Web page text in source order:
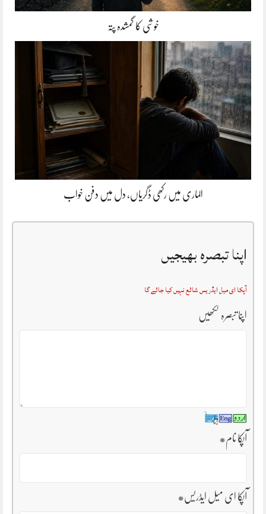
خوشی کا گمشدہ پتہ
الماری میں رکھی ڈگریاں، دل میں دفن خواب
اپنا تبصرہ بھیجیں
آپکا ای میل ایڈریس شائع نہیں کیا جائے گا
اپنا تبصرہ لکھیں
آپکا نام*
آپکا ای میل ایڈریس*